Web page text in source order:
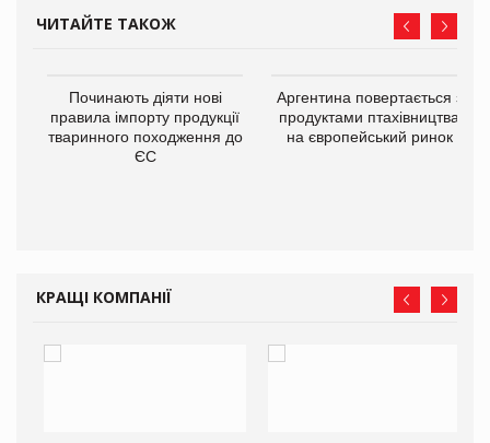
ЧИТАЙТЕ ТАКОЖ
Починають діяти нові
правила імпорту продукції
тваринного походження до
ЄС
Аргентина повертається з
продуктами птахівництва
на європейський ринок
КРАЩІ КОМПАНІЇ